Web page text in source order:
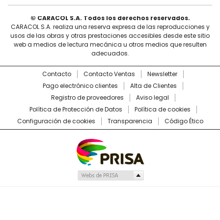
© CARACOL S.A. Todos los derechos reservados.
CARACOL S.A. realiza una reserva expresa de las reproducciones y
usos de las obras y otras prestaciones accesibles desde este sitio
web a medios de lectura mecánica u otros medios que resulten
adecuados.
Contacto Contacto Ventas
Newsletter
Pago electrónico clientes
Alta de Clientes
Registro de proveedores
Aviso legal
Política de Protección de Datos
Política de cookies
Configuración de cookies
Transparencia Código Ético